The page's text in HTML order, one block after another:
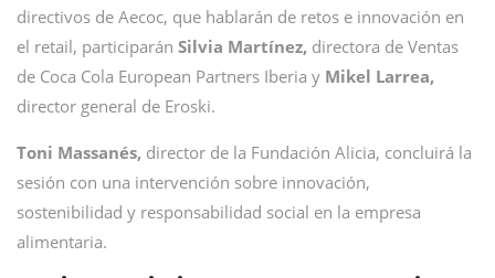
directivos de Aecoc, que hablarán de retos e innovación en
el retail, participarán Silvia Martínez, directora de Ventas
de Coca Cola European Partners Iberia y Mikel Larrea,
director general de Eroski.
Toni Massanés, director de la Fundación Alicia, concluirá la
sesión con una intervención sobre innovación,
sostenibilidad y responsabilidad social en la empresa
alimentaria.